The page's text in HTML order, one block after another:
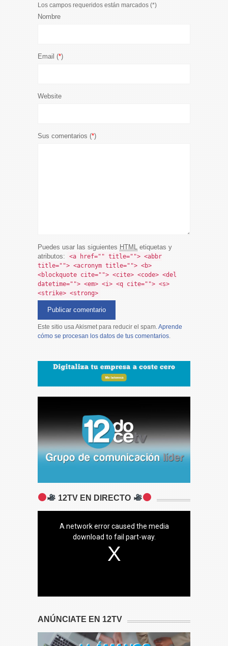
Los campos requeridos están marcados (*)
Nombre
Email (*)
Website
Sus comentarios (*)
Puedes usar las siguientes HTML
etiquetas y
atributos:
<a href="" title=""> <abbr
title=""> <acronym title=""> <b>
<blockquote cite=""> <cite> <code> <del
datetime=""> <em> <i> <q cite=""> <s>
<strike> <strong>
Este sitio usa Akismet para reducir el spam.Aprende
cómo se procesan los datos de tus comentarios.
12TV EN DIRECTO
A network error caused the media
download to fail part-way.
ANÚNCIATE EN 12TV